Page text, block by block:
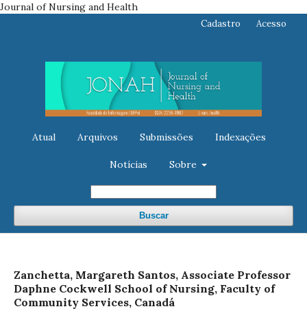
Journal of Nursing and Health
Atual Arquivos Submissões Indexações
Notícias Sobre
Buscar
Cadastro Acesso
Zanchetta, Margareth Santos, Associate Professor
Daphne Cockwell School of Nursing, Faculty of
Community Services, Canadá